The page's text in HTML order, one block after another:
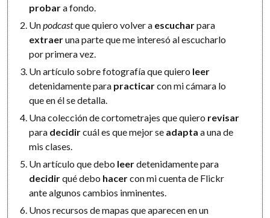
probara fondo.
Unpodcastque quiero volver a escucharpara
extraeruna parte que me interesó al escucharlo
por primera vez.
Un artículo sobre fotografía que quiero leer
detenidamente para practicarcon mi cámara lo
que en él se detalla.
Una colección de cortometrajes que quiero revisar
para decidircuál es que mejor se adapta a una de
mis clases.
Un artículo que debo leerdetenidamente para
decidirqué debo hacercon mi cuenta de Flickr
ante algunos cambios inminentes.
Unos recursos de mapas que aparecen en un